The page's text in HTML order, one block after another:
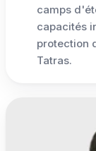
camps
capacités
protection
Tatras.